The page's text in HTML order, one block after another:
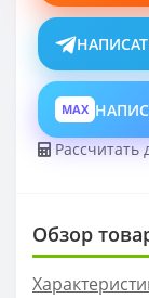
MAX
Рассчитать
Обзор